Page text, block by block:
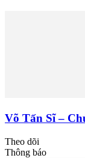
Võ Tấn Sĩ –
Theo dõi
Thông báo